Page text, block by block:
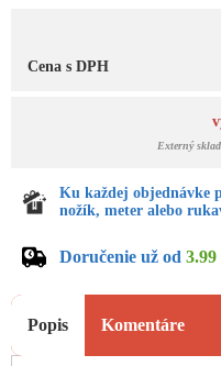
Cena s DPH
Externý
Ku každej objednávke
nožík, meter alebo
Doručenie už od 3.99
Popis Komentáre